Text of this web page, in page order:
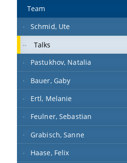
Team
Schmid, Ute
Talks
Pastukhov, Natalia
Bauer, Gaby
Ertl, Melanie
Feulner, Sebastian
Grabisch, Sanne
Haase, Felix